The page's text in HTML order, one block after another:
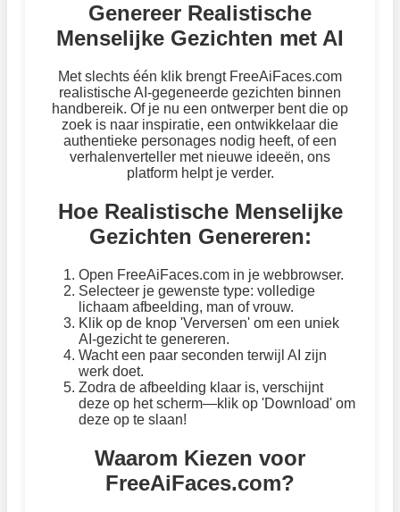
Genereer Realistische
Menselijke Gezichten met AI
Met slechts één klik brengt FreeAiFaces.com
realistische AI-gegeneerde gezichten binnen
handbereik. Of je nu een ontwerper bent die op
zoek is naar inspiratie, een ontwikkelaar die
authentieke personages nodig heeft, of een
verhalenverteller met nieuwe ideeën, ons
platform helpt je verder.
Hoe Realistische Menselijke
Gezichten Genereren:
Open FreeAiFaces.com in je webbrowser.
Selecteer je gewenste type: volledige
lichaam afbeelding, man of vrouw.
Klik op de knop 'Verversen' om een uniek
AI-gezicht te genereren.
Wacht een paar seconden terwijl AI zijn
werk doet.
Zodra de afbeelding klaar is, verschijnt
deze op het scherm—klik op 'Download' om
deze op te slaan!
Waarom Kiezen voor
FreeAiFaces.com?